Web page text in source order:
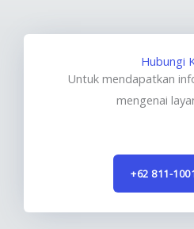
Hubungi
Untuk mendapatkan
mengenai
+62 811-